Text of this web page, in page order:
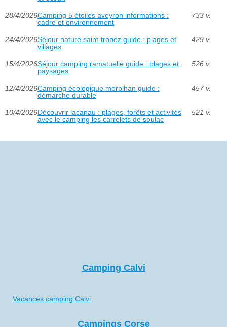
28/4/2026Camping 5 étoiles aveyron informations :
cadre et environnement
733 v.
24/4/2026Séjour nature saint-tropez guide : plages et
villages
429 v.
15/4/2026Séjour camping ramatuelle guide : plages et
paysages
526 v.
12/4/2026Camping écologique morbihan guide :
démarche durable
457 v.
10/4/2026Découvrir lacanau : plages, forêts et activités
avec le camping les carrelets de soulac
521 v.
Camping Calvi
Vacances camping Calvi
Campings Corse